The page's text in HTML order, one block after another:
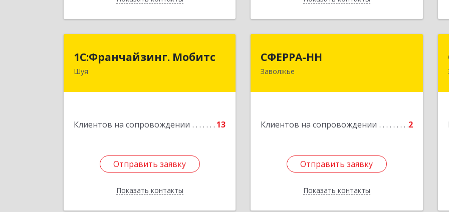
1С:Франчайзинг. Мобитс
Шуя
Клиентов на сопровождении 13
Отправить заявку
Показать контакты
1С:Франчайзинг. Мобитс
Отправить заявку
Назад
СФЕРРА-НН
Заволжье
Клиентов на сопровождении 2
Отправить заявку
Показать контакты
Отправить заявку
Назад